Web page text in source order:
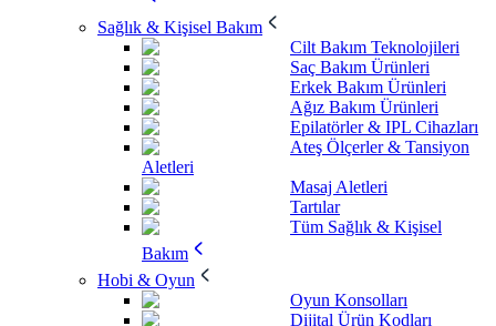
Sağlık & Kişisel Bakım
Cilt Bakım Teknolojileri
Saç Bakım Ürünleri
Erkek Bakım Ürünleri
Ağız Bakım Ürünleri
Epilatörler & IPL Cihazları
Ateş Ölçerler & Tansiyon
Aletleri
Masaj Aletleri
Tartılar
Tüm Sağlık & Kişisel
Bakım
Hobi & Oyun
Oyun Konsolları
Dijital Ürün Kodları